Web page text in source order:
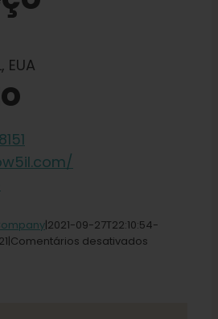
EUA
|2021-09-27T22:10:54-
Comentários desativados